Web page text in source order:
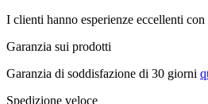
I clienti hanno esperienze eccellenti con
Garanzia sui prodotti
Garanzia di soddisfazione di 30 giorni
Spedizione veloce